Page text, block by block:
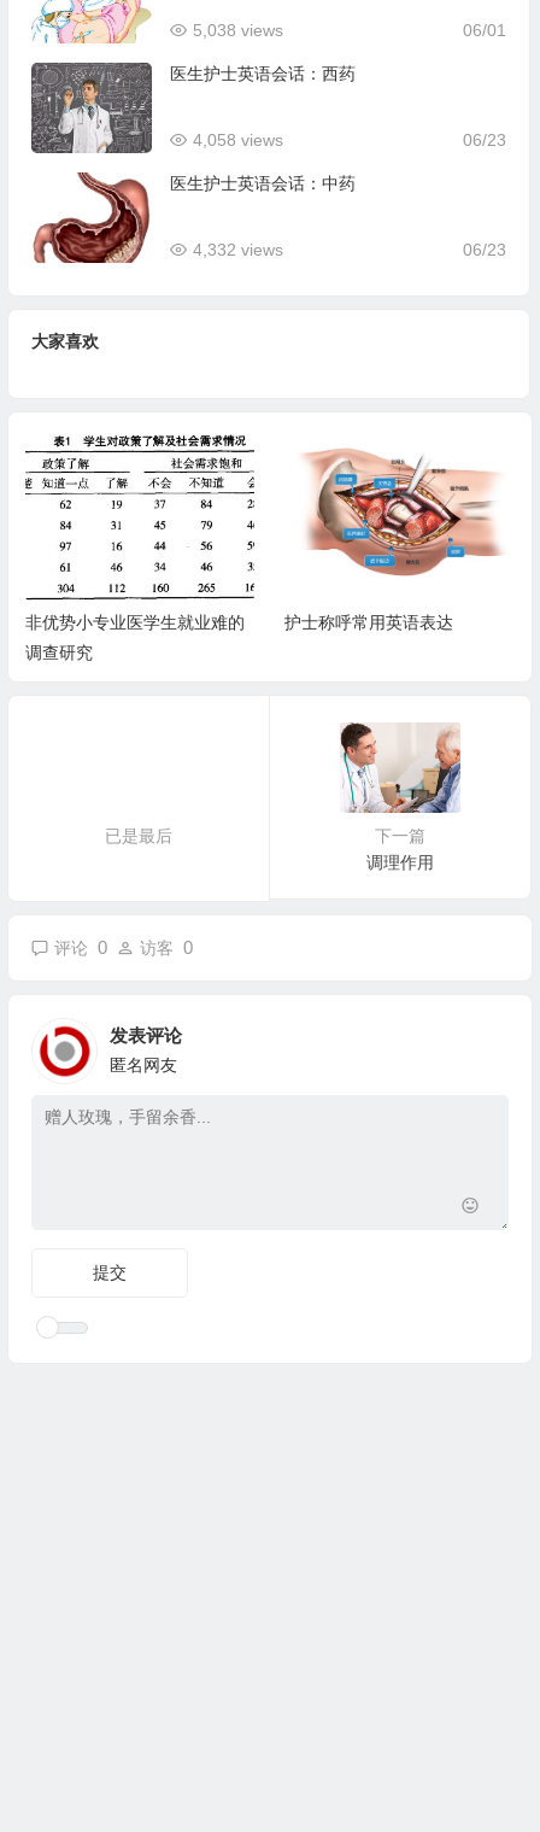
06/01
5,038 views
医生护士英语会话：西药
06/23
4,058 views
医生护士英语会话：中药
06/23
4,332 views
大家喜欢
非优势小专业医学生就业难的
调查研究
护士称呼常用英语表达
已是最后
下一篇
调理作用
评论 0 访客 0
发表评论
匿名网友